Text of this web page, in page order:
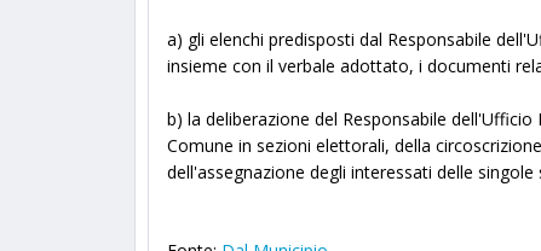
a) gli elenchi predisposti dal Responsabile
insieme con il verbale adottato, i documenti
b) la deliberazione del Responsabile
Comune in sezioni elettorali, della
dell'assegnazione degli interessati delle